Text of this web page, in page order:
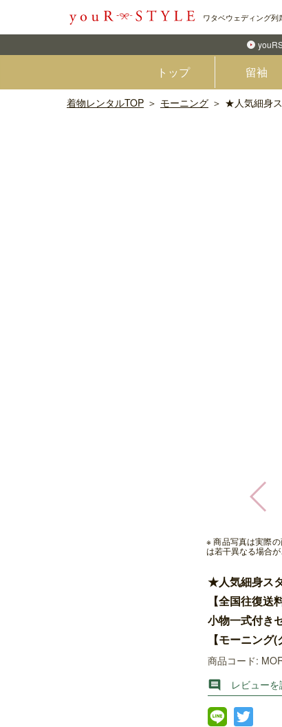
ワタベウェディング列
トップ 留袖
着物レンタルTOP モーニング ★人気細身
※ 商品写真は実際
は若干異なる場合
★人気細身ス
【全国往復送
小物一式付き
【モーニング
商品コード:

レビュー